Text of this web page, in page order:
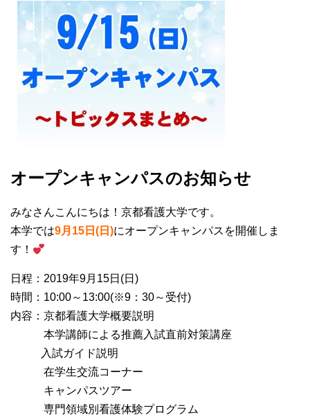
看護の智協働開発センター
入試案内
在校生専用
オープンキャンパスのお知らせ
みなさんこんにちは！京都看護大学です。
本学では9月15日(日)にオープンキャンパスを開催しま
す！
日程：2019年9月15日(日)
時間：10:00～13:00(※9：30～受付)
内容：京都看護大学概要説明
本学講師による推薦入試直前対策講座
入試ガイド説明
在学生交流コーナー
キャンパスツアー
専門領域別看護体験プログラム